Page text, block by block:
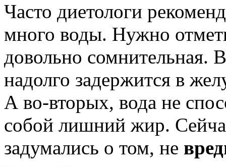
Часто диетологи
много воды. Нужно
довольно сомнительная.
надолго задержится в
А во-вторых, вода не
собой лишний жир.
задумались о том, не